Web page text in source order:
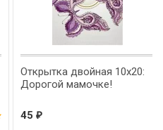
Открытка двойная 10x20:
Дорогой мамочке!
45 ₽